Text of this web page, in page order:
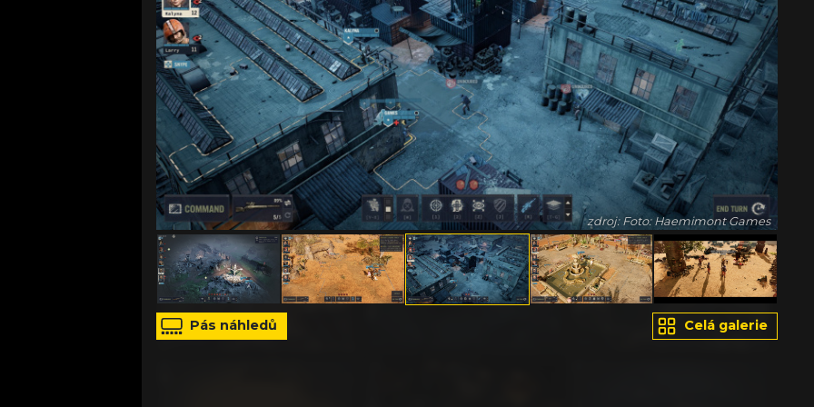
zdroj: Foto: Haemimont Games
Pás náhledů Celá galerie